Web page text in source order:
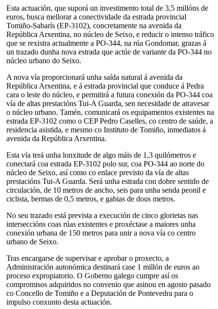
Esta actuación, que suporá un investimento total de 3,5 millóns de
euros, busca mellorar a conectividade da estrada provincial
Tomiño-Sabarís (EP-3102), concretamente na avenida da
República Arxentina, no núcleo de Seixo, e reducir o intenso tráfico
que se rexistra actualmente a PO-344, na rúa Gondomar, grazas á
un trazado dunha nova estrada que actúe de variante da PO-344 no
núcleo urbano do Seixo.
A nova vía proporcionará unha saída natural á avenida da
República Arxentina, e á estrada provincial que conduce á Pedra
cara o leste do núcleo, e permitirá a futura conexión da PO-344 coa
vía de altas prestacións Tui-A Guarda, sen necesidade de atravesar
o núcleo urbano. Tamén, comunicará os equipamentos existentes na
estrada EP-3102 como o CEP Pedro Caselles, co centro de saúde, a
residencia asistida, e mesmo co Instituto de Tomiño, inmediatos á
avenida da República Arxentina.
Esta vía terá unha lonxitude de algo máis de 1,3 quilómetros e
conectará coa estrada EP-3102 polo sur, coa PO-344 ao norte do
núcleo de Seixo, así como co enlace previsto da vía de altas
prestacións Tui-A Guarda. Será unha estrada con dobre sentido de
circulación, de 10 metros de ancho, seis para unha senda peonil e
ciclista, bermas de 0,5 metros, e gabias de dous metros.
No seu trazado está prevista a execución de cinco glorietas nas
interseccións coas rúas existentes e proxéctase a maiores unha
conexión urbana de 150 metros para unir a nova vía co centro
urbano de Seixo.
Tras encargarse de supervisar e aprobar o proxecto, a
Administración autonómica destinará case 1 millón de euros ao
proceso expropiatorio. O Goberno galego cumpre así os
compromisos adquiridos no convenio que asinou en agosto pasado
co Concello de Tomiño e a Deputación de Pontevedra para o
impulso conxunto desta actuación.